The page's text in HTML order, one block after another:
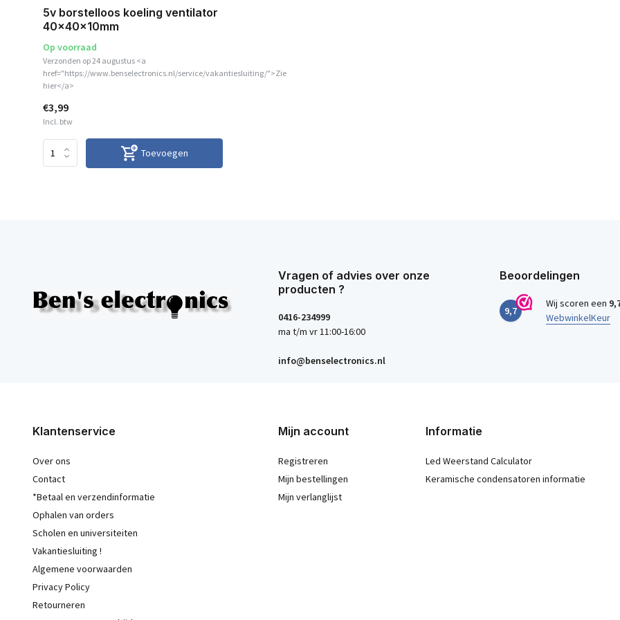
5v borstelloos koeling ventilator
40x40x10mm
Op voorraad
Verzonden op 24 augustus <a
href="https://www.benselectronics.nl/service/vakantiesluiting/">Zie
hier</a>
€3,99
Incl. btw
Toevoegen
Vragen of advies over onze
producten ?
0416-234999
ma t/m vr 11:00-16:00
info@benselectronics.nl
Beoordelingen
9,7
Wij scoren een
WebwinkelKeur
Klantenservice
Over ons
Contact
*Betaal en verzendinformatie
Ophalen van orders
Scholen en universiteiten
Vakantiesluiting !
Algemene voorwaarden
Privacy Policy
Retourneren
Mijn account
Registreren
Mijn bestellingen
Mijn verlanglijst
Informatie
Led Weerstand Calculator
Keramische condensatoren informatie